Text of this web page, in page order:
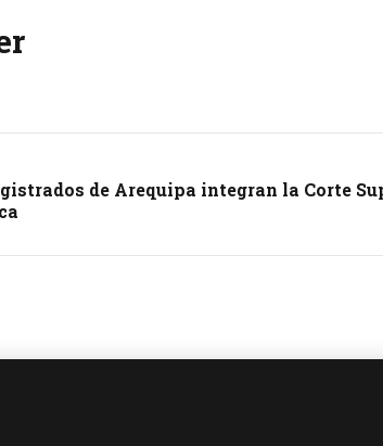
de Arequipa integran la Corte